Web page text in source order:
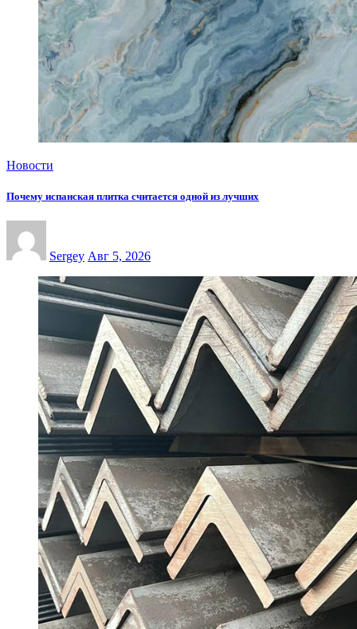
Новости
Почему испанская плитка считается одной из лучших
Sergey Авг 5, 2026